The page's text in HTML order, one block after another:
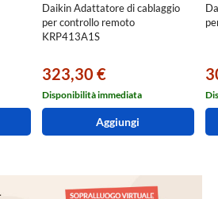
Daikin Adattatore di cablaggio
per controllo remoto
KRP413A1S
323,30 €
Disponibilità immediata
Aggiungi